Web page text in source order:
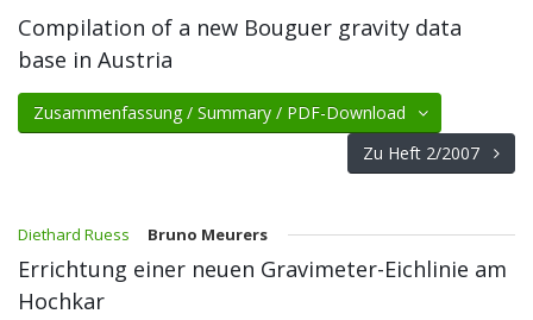
Compilation of a new Bouguer gravity data
base in Austria
Zusammenfassung / Summary / PDF-Download
Zu Heft 2/2007
Diethard Ruess Bruno Meurers
Errichtung einer neuen Gravimeter-Eichlinie am
Hochkar